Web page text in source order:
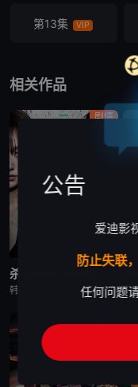
第13集 VIP
相关作品
剧情
杀人者的购物中心2
韩剧《杀人者的购物中心2》又名：A Shop for Killers S2,A Shop for Killers Season 2,킬러들의 쇼핑몰2，讲述了：购物中心即将重新开张！郑进湾（李栋旭 饰
公告
爱迪影
防止失联
任何问题